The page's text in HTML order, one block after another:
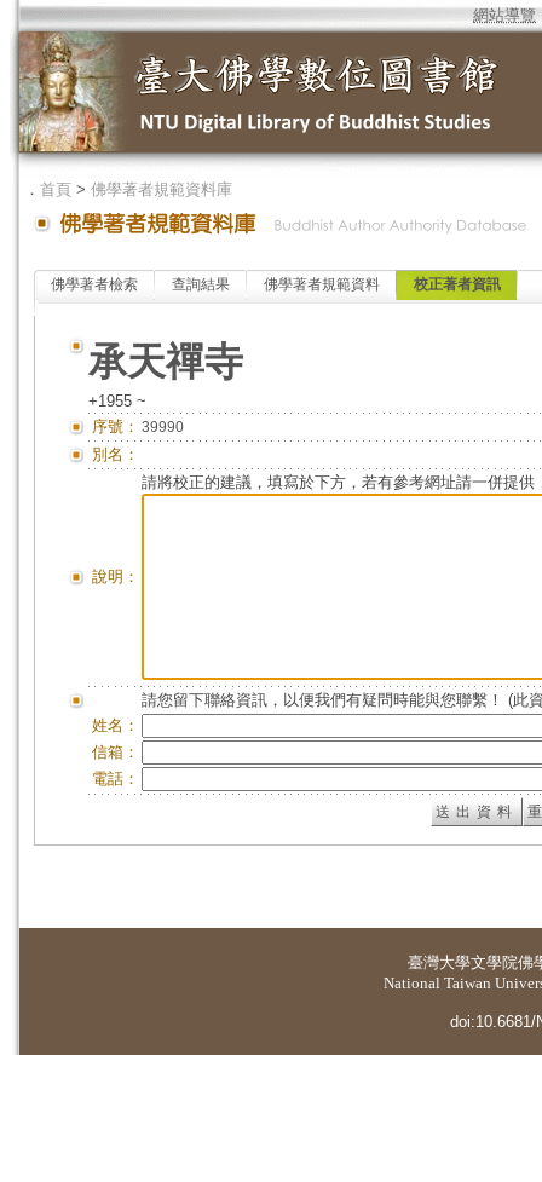
網站導覽
． 首頁 > 佛學著者規範資料庫
佛學著者檢索 查詢結果 佛學著者規範資料 校正著者資訊
承天禪寺
+1955 ~
序號： 39990
別名：
說明：
請將校正的建議，填寫於下方，若有參考網址請一併提供
請您留下聯絡資訊，以便我們有疑問時能與您聯繫！ (此
姓名：
信箱：
電話：
臺灣大學文學院佛
National Taiwan
doi:10.6681/